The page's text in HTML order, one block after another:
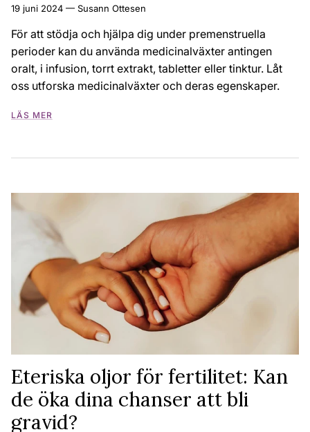
19 juni 2024 — Susann Ottesen
För att stödja och hjälpa dig under premenstruella
perioder kan du använda medicinalväxter antingen
oralt, i infusion, torrt extrakt, tabletter eller tinktur. Låt
oss utforska medicinalväxter och deras egenskaper.
LÄS MER
Eteriska oljor för fertilitet: Kan
de öka dina chanser att bli
gravid?